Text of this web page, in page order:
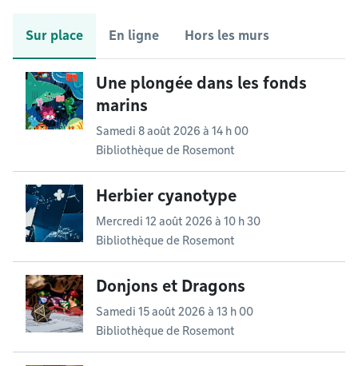
Sur place En ligne Hors les murs
Une plongée dans les fonds
marins
Samedi 8 août 2026 à 14 h 00
Bibliothèque de Rosemont
Herbier cyanotype
Mercredi 12 août 2026 à 10 h 30
Bibliothèque de Rosemont
Donjons et Dragons
Samedi 15 août 2026 à 13 h 00
Bibliothèque de Rosemont